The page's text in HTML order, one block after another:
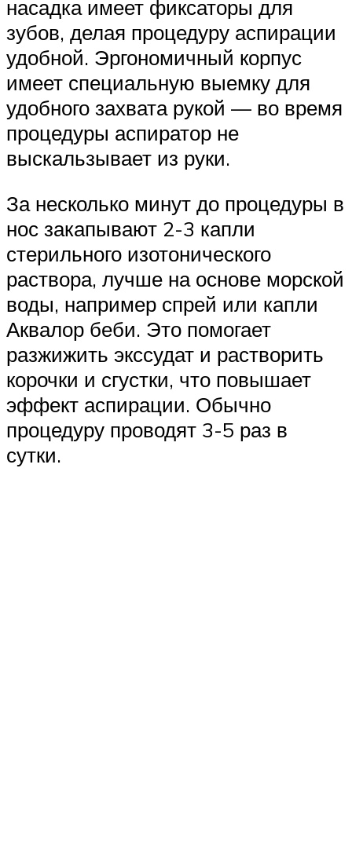
насадка имеет фиксаторы для
зубов, делая процедуру аспирации
удобной. Эргономичный корпус
имеет специальную выемку для
удобного захвата рукой — во время
процедуры аспиратор не
выскальзывает из руки.
За несколько минут до процедуры в
нос закапывают 2-3 капли
стерильного изотонического
раствора, лучше на основе морской
воды, например спрей или капли
Аквалор беби. Это помогает
разжижить экссудат и растворить
корочки и сгустки, что повышает
эффект аспирации. Обычно
процедуру проводят 3-5 раз в
сутки.